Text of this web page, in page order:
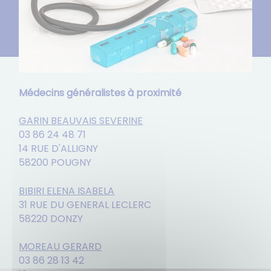
Médecins généralistes à proximité
GARIN BEAUVAIS SEVERINE
03 86 24 48 71
14 RUE D'ALLIGNY
58200 POUGNY
BIBIRI ELENA ISABELA
31 RUE DU GENERAL LECLERC
58220 DONZY
MOREAU GERARD
03 86 28 13 42